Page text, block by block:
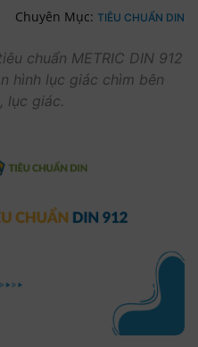
Chuyên Mục: TIÊU CHUẨN DIN
chuẩn METRIC DIN 912
hình lục giác chìm bên
lục giác.